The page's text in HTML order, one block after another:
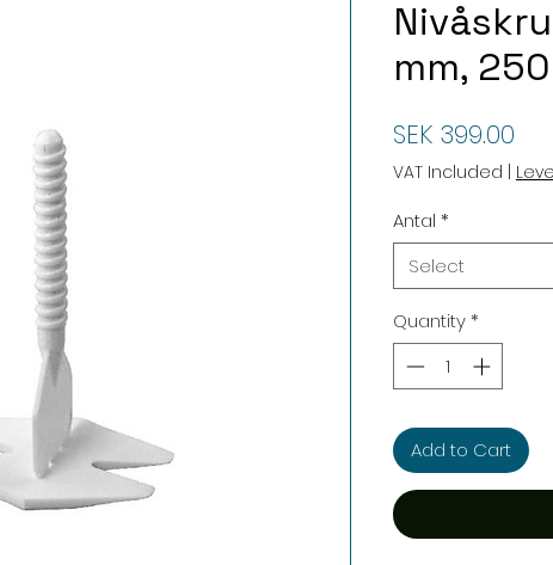
mm,
SEK 399.00
VAT Included
Antal *
Select
Quantity*
Add to Cart